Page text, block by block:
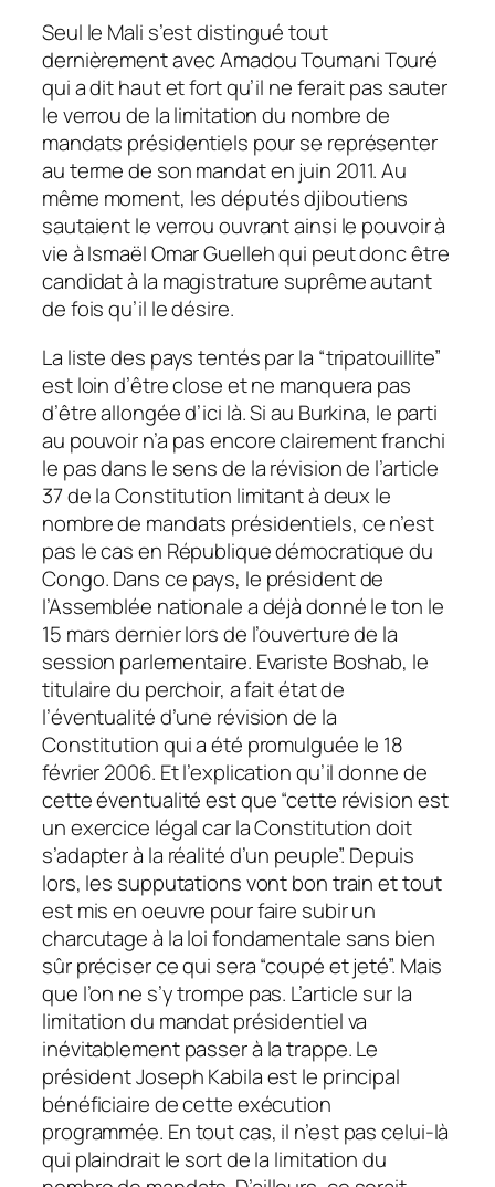
Seul le Mali s’est distingué tout
dernièrement avec Amadou Toumani Touré
qui a dit haut et fort qu’il ne ferait pas sauter
le verrou de la limitation du nombre de
mandats présidentiels pour se représenter
au terme de son mandat en juin 2011. Au
même moment, les députés djiboutiens
sautaient le verrou ouvrant ainsi le pouvoir à
vie à Ismaël Omar Guelleh qui peut donc être
candidat à la magistrature suprême autant
de fois qu’il le désire.
La liste des pays tentés par la “tripatouillite”
est loin d’être close et ne manquera pas
d’être allongée d’ici là. Si au Burkina, le parti
au pouvoir n’a pas encore clairement franchi
le pas dans le sens de la révision de l’article
37 de la Constitution limitant à deux le
nombre de mandats présidentiels, ce n’est
pas le cas en République démocratique du
Congo. Dans ce pays, le président de
l’Assemblée nationale a déjà donné le ton le
15 mars dernier lors de l’ouverture de la
session parlementaire. Evariste Boshab, le
titulaire du perchoir, a fait état de
l’éventualité d’une révision de la
Constitution qui a été promulguée le 18
février 2006. Et l’explication qu’il donne de
cette éventualité est que “cette révision est
un exercice légal car la Constitution doit
s’adapter à la réalité d’un peuple”. Depuis
lors, les supputations vont bon train et tout
est mis en oeuvre pour faire subir un
charcutage à la loi fondamentale sans bien
sûr préciser ce qui sera “coupé et jeté”. Mais
que l’on ne s’y trompe pas. L’article sur la
limitation du mandat présidentiel va
inévitablement passer à la trappe. Le
président Joseph Kabila est le principal
bénéficiaire de cette exécution
programmée. En tout cas, il n’est pas celui-là
qui plaindrait le sort de la limitation du